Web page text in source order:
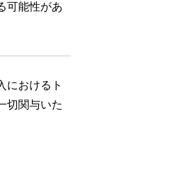
可能性があ
におけるト
切関与いた